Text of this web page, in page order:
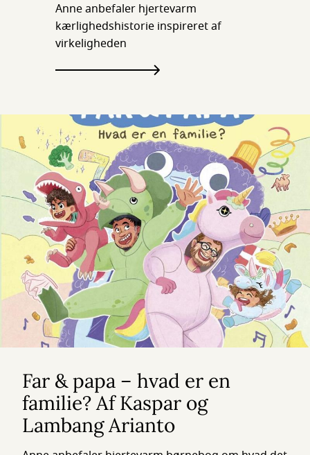
Anne anbefaler hjertevarm
kærlighedshistorie inspireret af
virkeligheden
Far & papa – hvad er en
familie? Af Kaspar og
Lambang Arianto